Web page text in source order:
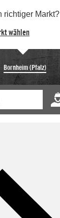
richtiger Markt?
wählen
Bornheim (Pfalz)